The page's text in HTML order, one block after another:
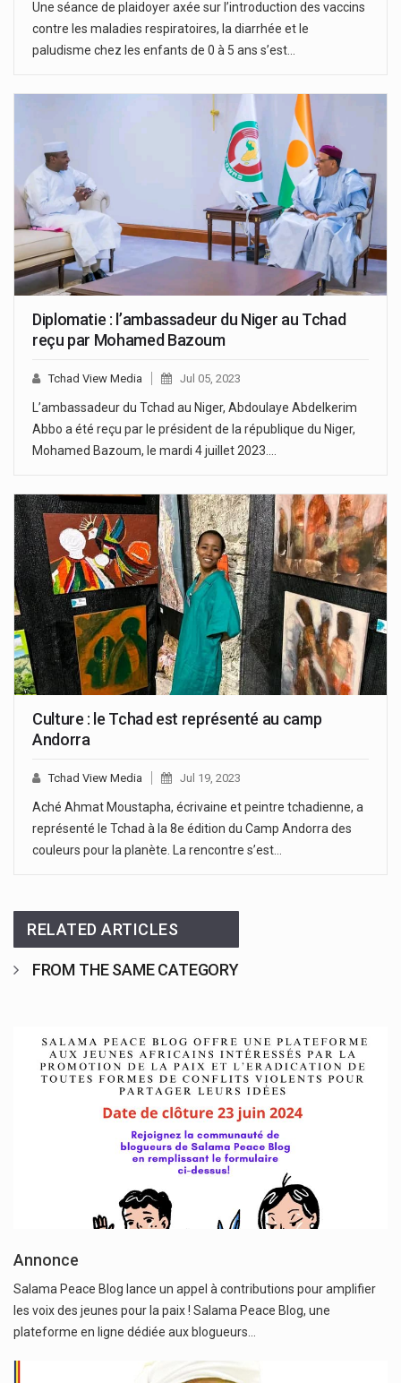
Une séance de plaidoyer axée sur l’introduction des vaccins
contre les maladies respiratoires, la diarrhée et le
paludisme chez les enfants de 0 à 5 ans s’est…
Diplomatie : l’ambassadeur du Niger au Tchad
reçu par Mohamed Bazoum
Tchad View Media Jul 05, 2023
L’ambassadeur du Tchad au Niger, Abdoulaye Abdelkerim
Abbo a été reçu par le président de la république du Niger,
Mohamed Bazoum, le mardi 4 juillet 2023.…
Culture : le Tchad est représenté au camp
Andorra
Tchad View Media Jul 19, 2023
Aché Ahmat Moustapha, écrivaine et peintre tchadienne, a
représenté le Tchad à la 8e édition du Camp Andorra des
couleurs pour la planète. La rencontre s’est…
RELATED ARTICLES
FROM THE SAME CATEGORY
Annonce
Salama Peace Blog lance un appel à contributions pour amplifier
les voix des jeunes pour la paix ! Salama Peace Blog, une
plateforme en ligne dédiée aux blogueurs…